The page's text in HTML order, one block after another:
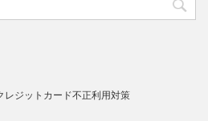
レジットカード不正利用対策